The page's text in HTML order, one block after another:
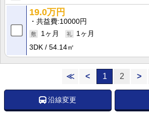
19.0万円
共益費 10000円
1ヶ月
1ヶ月
3DK
54.14㎡
≪ < 1 2 >
沿線変更